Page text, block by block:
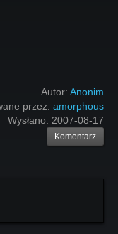
Autor: Anonim
przez: amorphous
Wysłano: 2007-08-17
Komentarz